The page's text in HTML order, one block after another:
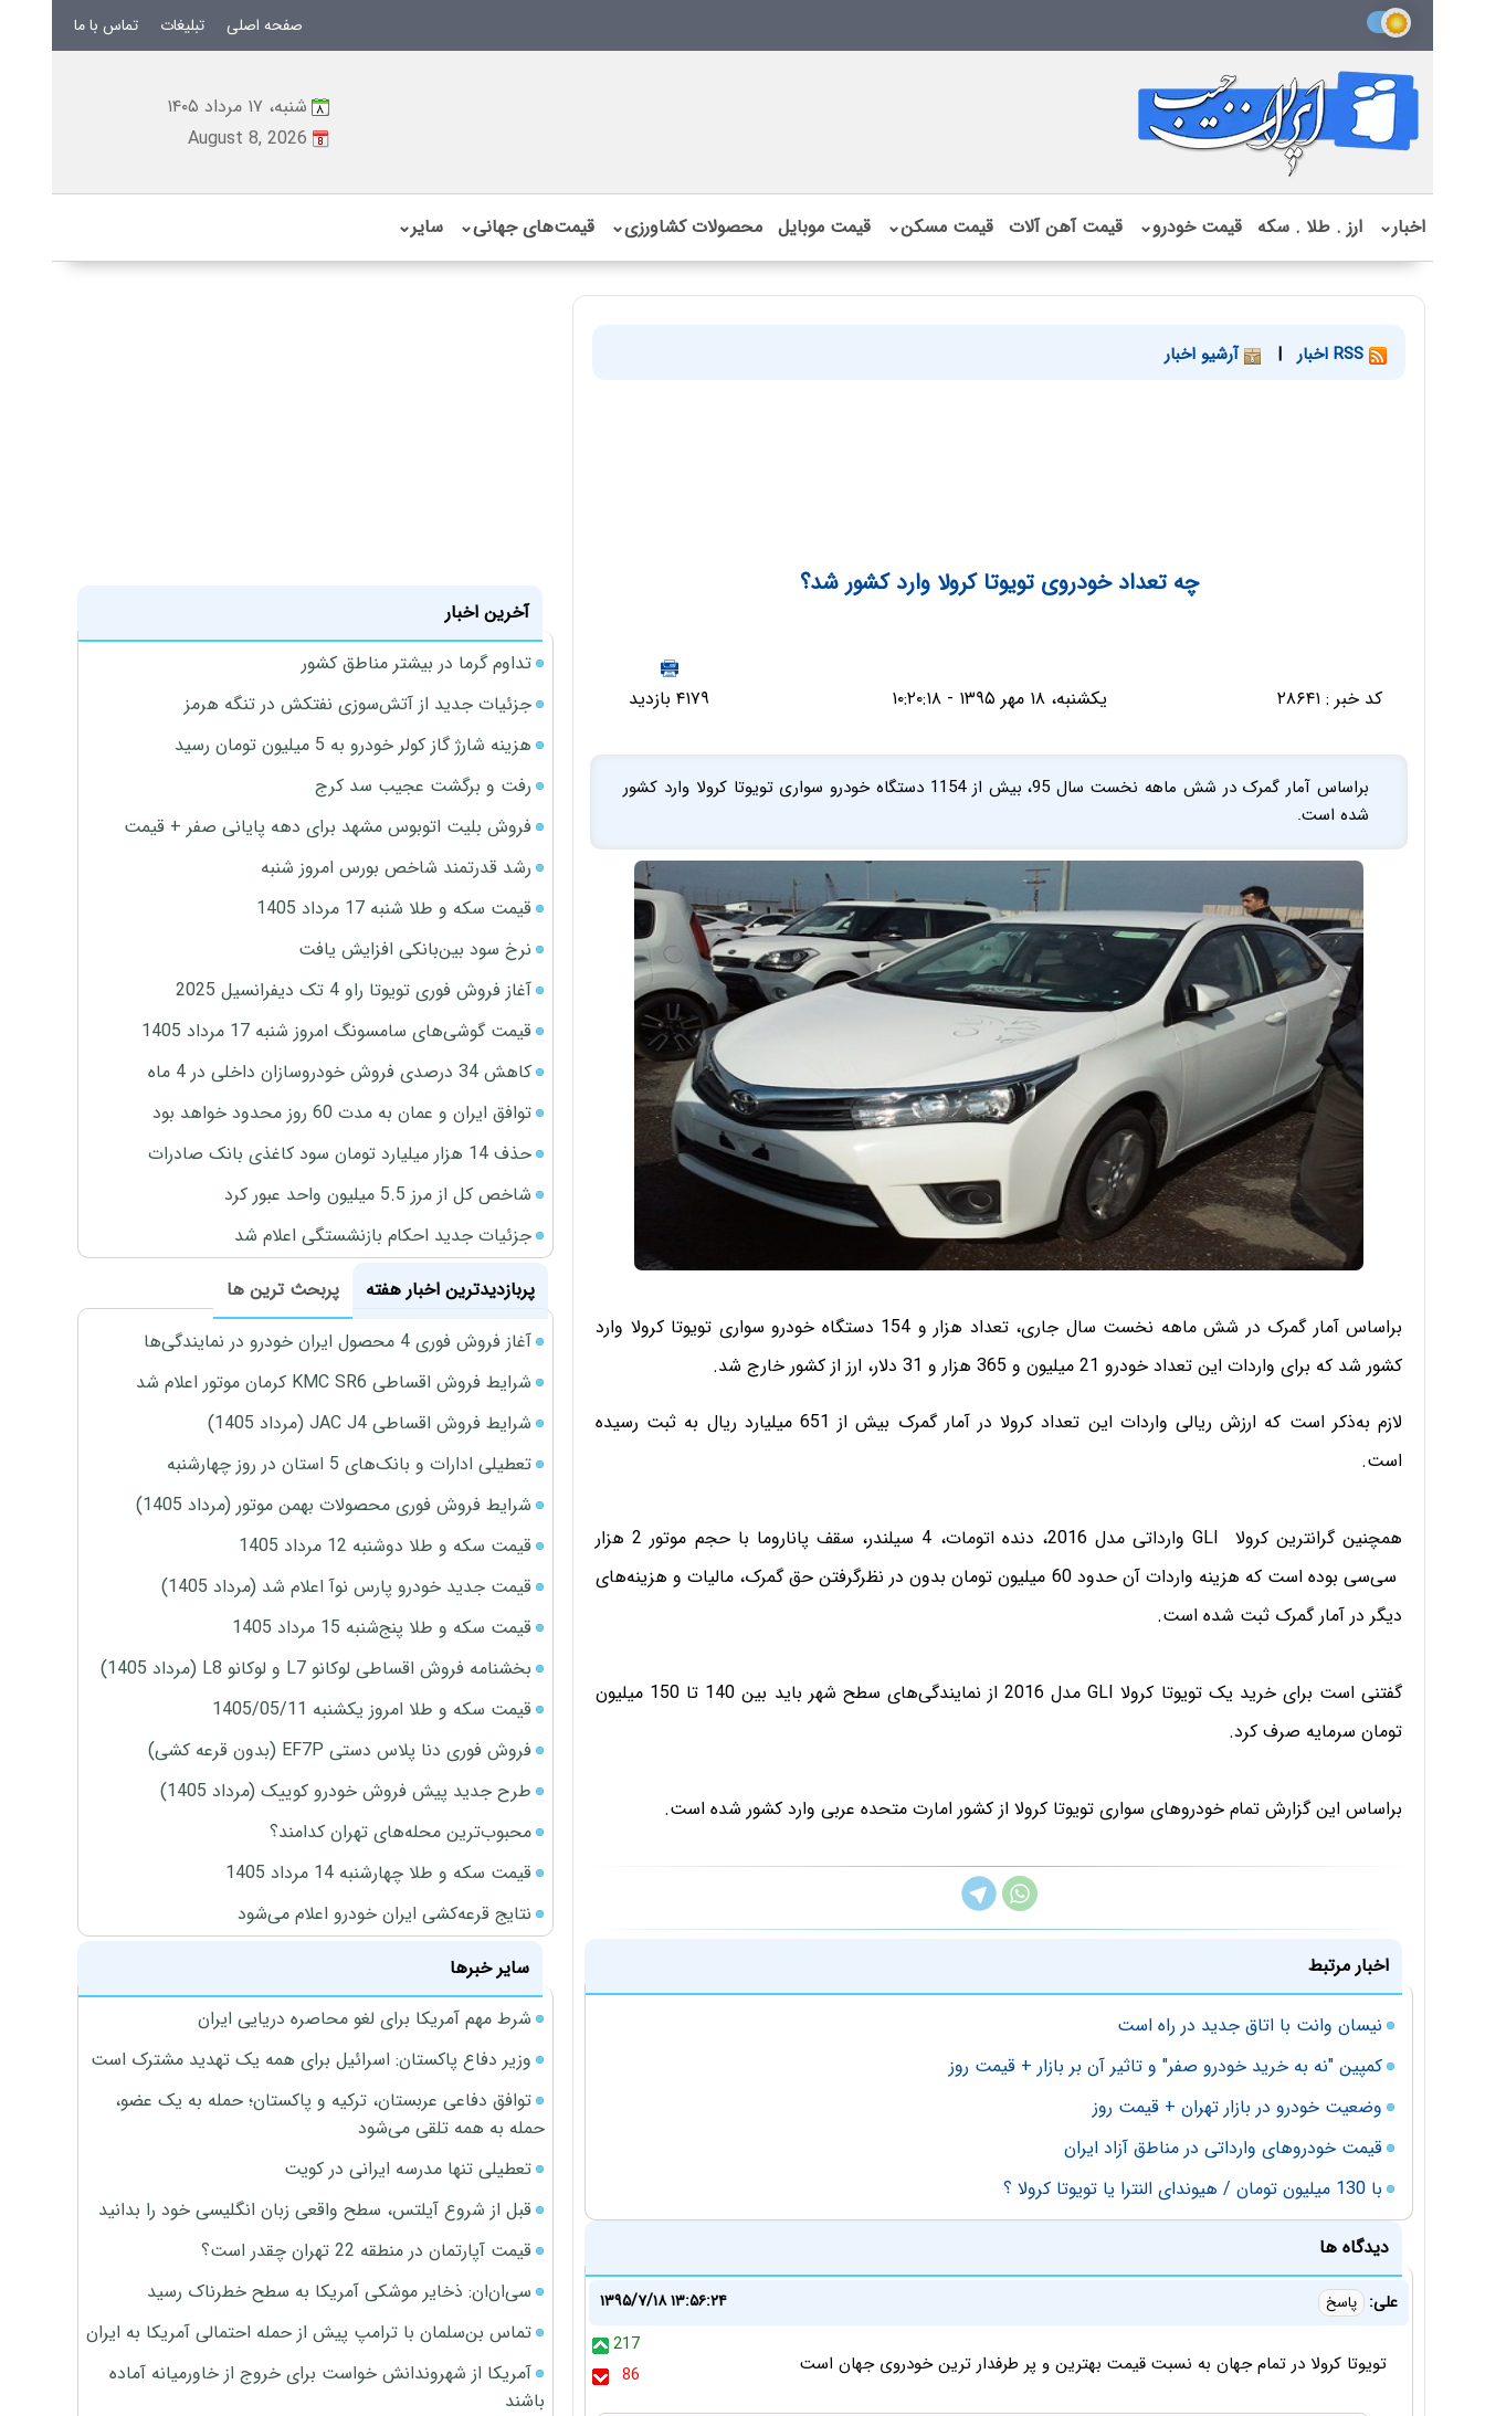
صفحه اصلی تبلیغات تماس با ما
شنبه، ۱۷ مرداد ۱۴۰۵
August 8, 2026
اخبار⌄ ارز . طلا . سکه قیمت خودرو⌄ قیمت آهن آلات قیمت مسکن⌄ قیمت موبایل محصولات کشاورزی⌄ قیمت‌های جهانی⌄ سایر⌄
| آرشیو اخبار
چه تعداد خودروی تویوتا کرولا وارد کشور شد؟
کد خبر :۲۸۶۴۱ یکشنبه، ۱۸ مهر ۱۳۹۵ - ۱۰:۲۰:۱۸ ۴۱۷۹ بازدید
براساس آمار گمرک در شش ماهه نخست سال 95، بیش از 1154 دستگاه خودرو سواری تویوتا کرولا وارد کشور
شده است.
براساس آمار گمرک در شش ماهه نخست سال جاری، تعداد هزار و 154 دستگاه خودرو سواری تویوتا کرولا وارد
کشور شد که برای واردات این تعداد خودرو 21 میلیون و 365 هزار و 31 دلار، ارز از کشور خارج شد.
لازم به‌ذکر است که ارزش ریالی واردات این تعداد کرولا در آمار گمرک بیش از 651 میلیارد ریال به ثبت رسیده
است.
همچنین گرانترین کرولا GLI وارداتی مدل 2016، دنده اتومات، 4 سیلندر، سقف پاناروما با حجم موتور 2 هزار
سی‌سی بوده است که هزینه واردات آن حدود 60 میلیون تومان بدون در نظرگرفتن حق گمرک، مالیات و هزینه‌های
دیگر در آمار گمرک ثبت شده است.
گفتنی است برای خرید یک تویوتا کرولا GLI مدل 2016 از نمایندگی‌های سطح شهر باید بین 140 تا 150 میلیون
تومان سرمایه صرف کرد.
براساس این گزارش تمام خودروهای سواری تویوتا کرولا از کشور امارت متحده عربی وارد کشور شده است.
اخبار مرتبط
نیسان وانت با اتاق جدید در راه است
کمپین "نه به خرید خودرو صفر" و تاثیر آن بر بازار + قیمت روز
وضعیت خودرو در بازار تهران + قیمت روز
قیمت خودروهای وارداتی در مناطق آزاد ایران
با 130 میلیون تومان / هیوندای النترا یا تویوتا کرولا ؟
دیدگاه ها
علی: پاسخ
۱۳۹۵/۷/۱۸ ۱۳:۵۶:۲۴
217
86
تویوتا کرولا در تمام جهان به نسبت قیمت بهترین و پر طرفدار ترین خودروی جهان است
آخرین اخبار
تداوم گرما در بیشتر مناطق کشور
جزئیات جدید از آتش‌سوزی نفتکش در تنگه هرمز
هزینه شارژ گاز کولر خودرو به 5 میلیون تومان رسید
رفت و برگشت عجیب سد کرج
فروش بلیت اتوبوس مشهد برای دهه پایانی صفر + قیمت
رشد قدرتمند شاخص بورس امروز شنبه
قیمت سکه و طلا شنبه 17 مرداد 1405
نرخ سود بین‌بانکی افزایش یافت
آغاز فروش فوری تویوتا راو 4 تک دیفرانسیل 2025
قیمت گوشی‌های سامسونگ امروز شنبه 17 مرداد 1405
کاهش 34 درصدی فروش خودروسازان داخلی در 4 ماه
توافق ایران و عمان به مدت 60 روز محدود خواهد بود
حذف 14 هزار میلیارد تومان سود کاغذی بانک صادرات
شاخص کل از مرز 5.5 میلیون واحد عبور کرد
جزئیات جدید احکام بازنشستگی اعلام شد
پربازدیدترین اخبار هفته
پربحث ترین ها
آغاز فروش فوری 4 محصول ایران خودرو در نمایندگی‌ها
شرایط فروش اقساطی KMC SR6 کرمان موتور اعلام شد
شرایط فروش اقساطی JAC J4 (مرداد 1405)
تعطیلی ادارات و بانک‌های 5 استان در روز چهارشنبه
شرایط فروش فوری محصولات بهمن موتور (مرداد 1405)
قیمت سکه و طلا دوشنبه 12 مرداد 1405
قیمت جدید خودرو پارس نوآ اعلام شد (مرداد 1405)
قیمت سکه و طلا پنج‌شنبه 15 مرداد 1405
بخشنامه فروش اقساطی لوکانو L7 و لوکانو L8 (مرداد 1405)
قیمت سکه و طلا امروز یکشنبه 1405/05/11
فروش فوری دنا پلاس دستی EF7P (بدون قرعه کشی)
طرح جدید پیش فروش خودرو کوییک (مرداد 1405)
محبوب‌ترین محله‌های تهران کدامند؟
قیمت سکه و طلا چهارشنبه 14 مرداد 1405
نتایج قرعه‌کشی ایران خودرو اعلام می‌شود
سایر خبرها
شرط مهم آمریکا برای لغو محاصره دریایی ایران
وزیر دفاع پاکستان: اسرائیل برای همه یک تهدید مشترک است
توافق دفاعی عربستان، ترکیه و پاکستان؛ حمله به یک عضو،
حمله به همه تلقی می‌شود
تعطیلی تنها مدرسه ایرانی در کویت
قبل از شروع آیلتس، سطح واقعی زبان انگلیسی خود را بدانید
قیمت آپارتمان در منطقه 22 تهران چقدر است؟
سی‌ان‌ان: ذخایر موشکی آمریکا به سطح خطرناک رسید
تماس بن‌سلمان با ترامپ پیش از حمله احتمالی آمریکا به ایران
آمریکا از شهروندانش خواست برای خروج از خاورمیانه آماده
باشند